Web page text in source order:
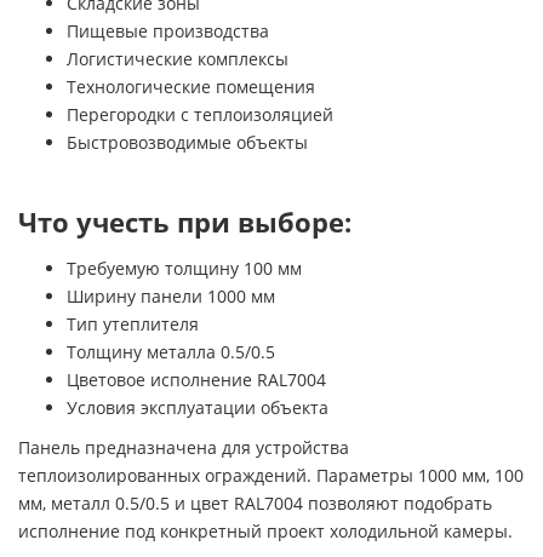
Пищевые производства
Логистические комплексы
Технологические помещения
Перегородки с теплоизоляцией
Быстровозводимые объекты
Что учесть при выборе:
Требуемую толщину 100 мм
Ширину панели 1000 мм
Тип утеплителя
Толщину металла 0.5/0.5
Цветовое исполнение RAL7004
Условия эксплуатации объекта
Панель предназначена для устройства
теплоизолированных ограждений. Параметры 1000 мм, 100
мм, металл 0.5/0.5 и цвет RAL7004 позволяют подобрать
исполнение под конкретный проект холодильной камеры.